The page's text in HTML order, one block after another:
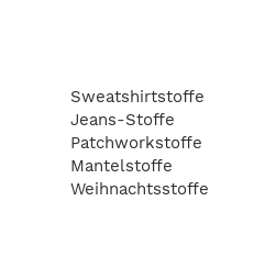
Sweatshirtstoffe
Jeans-Stoffe
Patchworkstoffe
Mantelstoffe
Weihnachtsstoffe